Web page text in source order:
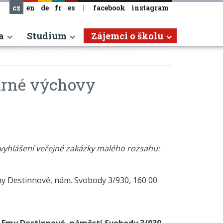
cz en de fr es | facebook instagram
Studium Zájemci o školu
výchovy
veřejné zakázky malého rozsahu:
Destinnové, nám. Svobody 3/930, 160 00